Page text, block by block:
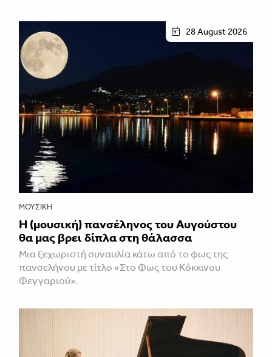
28 August 2026
ΜΟΥΣΙΚΉ
Η (μουσική) πανσέληνος του Αυγούστου
θα μας βρει δίπλα στη θάλασσα
Mια ξεχωριστή συναυλία κάτω από το φως της
πανσελήνου με τίτλο «Στο Φως του Κόκκινου
Φεγγαριού».